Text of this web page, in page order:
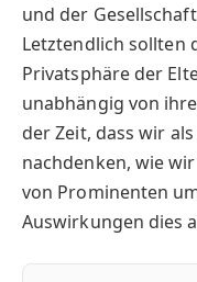
und der
Letztendlich sollten
Privatsphäre der
unabhängig von
der Zeit, dass wir
nachdenken, wie
von Prominenten
Auswirkungen dies